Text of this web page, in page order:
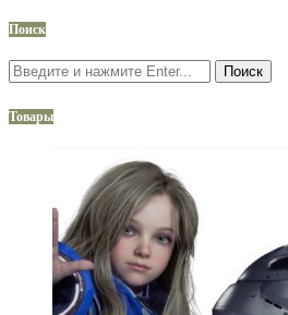
Поиск
Поиск
Товары